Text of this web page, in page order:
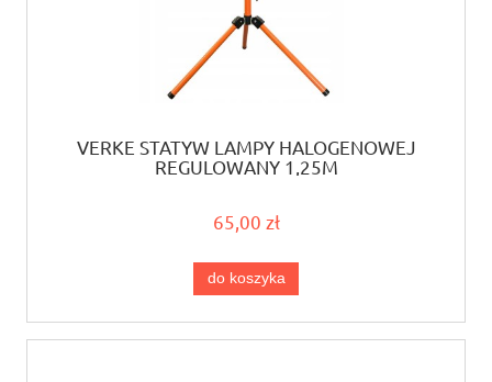
VERKE STATYW LAMPY HALOGENOWEJ
REGULOWANY 1,25M
65,00 zł
do koszyka